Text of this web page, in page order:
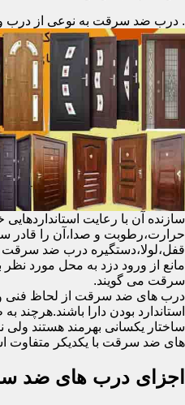
. درب ضد سرقت به نوعی از درب
سازنده آن با رعایت
حرارت،رطوبت و صدا،آن را قادر
قفل،لولا،دستگیره درب ضد سرقت
مانع از ورود دزد به محل مورد
سرقت می گویند.
درب های ضد سرقت از لحاظ فنی و
استاندارد بودن دارا
ساختار یکسانی بهرمند هستند
های ضد سرقت با یکدیکر متفاوت
اجزای درب های ضد